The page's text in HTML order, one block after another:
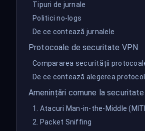
Tipuri de jurnale
Politici no-logs
De ce contează jurnalele
Protocoale de securitate VPN
Compararea securității
De ce contează alegerea
Amenințări comune la securitate
1. Atacuri Man-in-the-Middle
2. Packet Sniffing